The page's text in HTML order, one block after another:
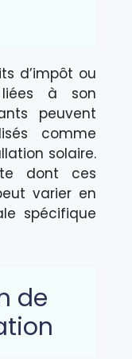
d’impôt ou
liées à son
peuvent
comme
solaire.
dont ces
varier en
spécifique
de